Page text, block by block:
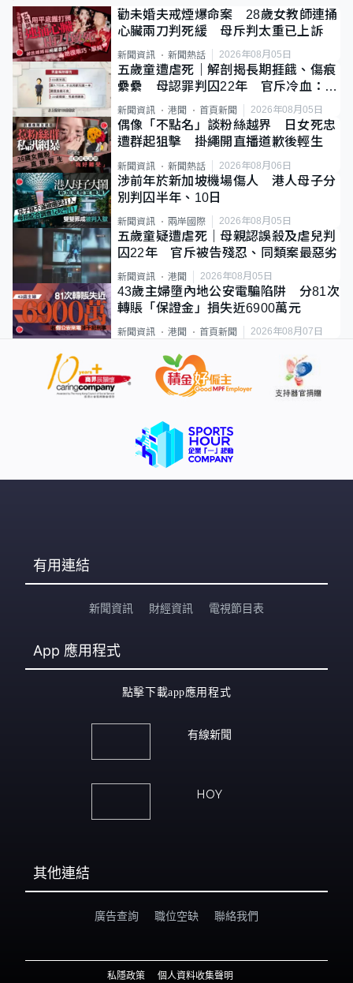
勸未婚夫戒煙爆命案 28歲女教師連捅
心臟兩刀判死緩 母斥判太重已上訴
新聞資訊 新聞熱話 2026年08月05日
五歲童遭虐死｜解剖揭長期捱餓、傷痕
纍纍 母認罪判囚22年 官斥冷血：同
類案最惡劣
新聞資訊 港聞 首頁新聞 2026年08月05日
偶像「不點名」談粉絲越界 日女死忠
遭群起狙擊 掛繩開直播道歉後輕生
新聞資訊 新聞熱話 2026年08月06日
涉前年於新加坡機場傷人 港人母子分
別判囚半年、10日
新聞資訊 兩岸國際 2026年08月05日
五歲童疑遭虐死｜母親認誤殺及虐兒判
囚22年 官斥被告殘忍、同類案最惡劣
新聞資訊 港聞 2026年08月05日
43歲主婦墮內地公安電騙陷阱 分81次
轉賬「保證金」損失近6900萬元
新聞資訊 港聞 首頁新聞 2026年08月07日
有用連結
新聞資訊 財經資訊 電視節目表
App 應用程式
點擊下載app應用程式
有線新聞
HOY
其他連結
廣告查詢 職位空缺 聯絡我們
私隱政策 個人資料收集聲明